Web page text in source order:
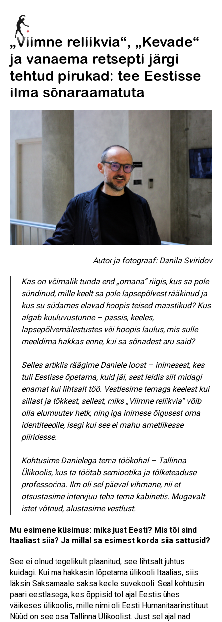
„Viimne reliikvia“, „Kevade“
ja vanaema retsepti järgi
tehtud pirukad: tee Eestisse
ilma sõnaraamatuta
Autor ja fotograaf: Danila Sviridov
Kas on võimalik tunda end „omana“ riigis, kus sa pole
sündinud, mille keelt sa pole lapsepõlvest rääkinud ja
kus su südames elavad hoopis teised maastikud? Kus
algab kuuluvustunne – passis, keeles,
lapsepõlvemälestustes või hoopis laulus, mis sulle
meeldima hakkas enne, kui sa sõnadest aru said?
Selles artiklis räägime Daniele loost – inimesest, kes
tuli Eestisse õpetama, kuid jäi, sest leidis siit midagi
enamat kui lihtsalt töö. Vestlesime temaga keelest kui
sillast ja tõkkest, sellest, miks „Viimne reliikvia“ võib
olla elumuutev hetk, ning iga inimese õigusest oma
identiteedile, isegi kui see ei mahu ametlikesse
piiridesse.
Kohtusime Danielega tema töökohal – Tallinna
Ülikoolis, kus ta töötab semiootika ja tõlketeaduse
professorina. Ilm oli sel päeval vihmane, nii et
otsustasime intervjuu teha tema kabinetis. Mugavalt
istet võtnud, alustasime vestlust.
Mu esimene küsimus: miks just Eesti? Mis tõi sind
Itaaliast siia? Ja millal sa esimest korda siia sattusid?
See ei olnud tegelikult plaanitud, see lihtsalt juhtus
kuidagi. Kui ma hakkasin lõpetama ülikooli Itaalias, siis
läksin Saksamaale saksa keele suvekooli. Seal kohtusin
paari eestlasega, kes õppisid tol ajal Eestis ühes
väikeses ülikoolis, mille nimi oli Eesti Humanitaarinstituut.
Nüüd on see osa Tallinna Ülikoolist. Just sel ajal nad